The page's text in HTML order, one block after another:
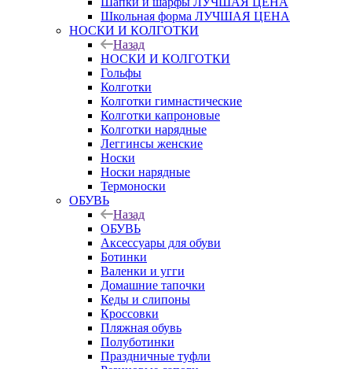
Школьная форма ЛУЧШАЯ ЦЕНА
НОСКИ И КОЛГОТКИ
Назад
НОСКИ И КОЛГОТКИ
Гольфы
Колготки
Колготки гимнастические
Колготки капроновые
Колготки нарядные
Леггинсы женские
Носки
Носки нарядные
Термоноски
ОБУВЬ
Назад
ОБУВЬ
Аксессуары для обуви
Ботинки
Валенки и угги
Домашние тапочки
Кеды и слипоны
Кроссовки
Пляжная обувь
Полуботинки
Праздничные туфли